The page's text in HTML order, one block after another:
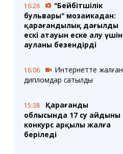
16:26
"Бейбітшілік
бульвары" мозаикадан:
қарағандылық даңғылдың
ескі атауын еске алу үшін
ауланы безендірді
16:06
Интернетте жалған
дипломдар сатылды
15:38
Қарағанды
облысында 17 су айдыны
конкурс арқылы жалға
беріледі